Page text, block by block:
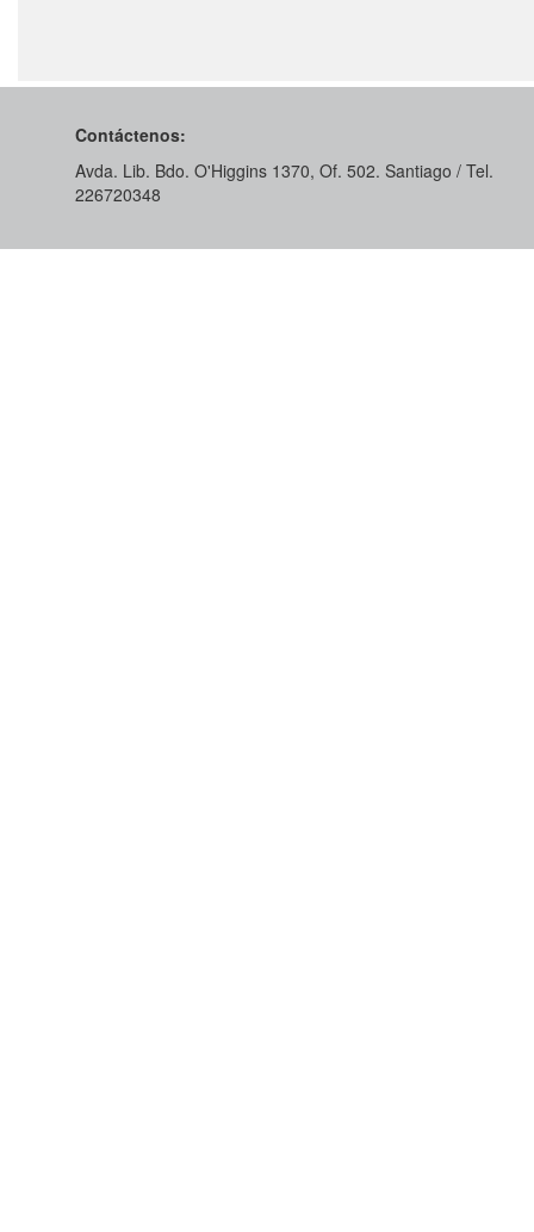
Contáctenos:
Avda. Lib. Bdo. O'Higgins 1370, Of. 502. Santiago / Tel.
226720348